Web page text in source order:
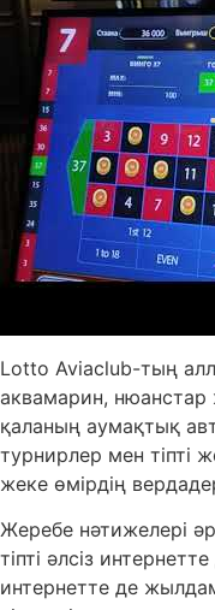
Lotto Aviaclub-тың
аквамарин, нюанстар
қаланың аумақтық
турнирлер мен тіпті
жеке өмірдің
Жеребе нәтижелері
тіпті әлсіз
интернетте де